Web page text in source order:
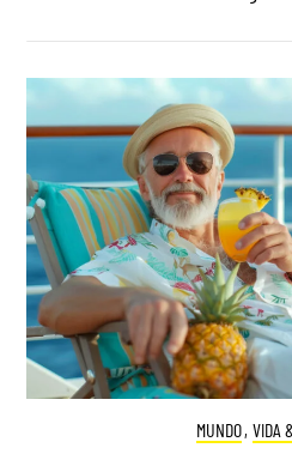
MUNDO, VIDA